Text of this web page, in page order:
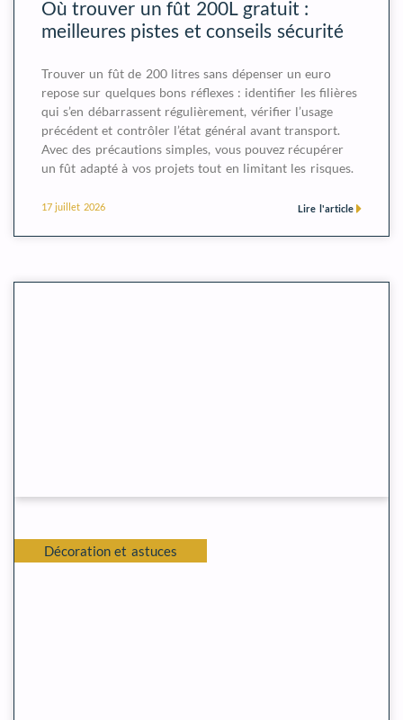
Où trouver un fût 200L gratuit :
meilleures pistes et conseils sécurité
Trouver un fût de 200 litres sans dépenser un euro
repose sur quelques bons réflexes : identifier les filières
qui s’en débarrassent régulièrement, vérifier l’usage
précédent et contrôler l’état général avant transport.
Avec des précautions simples, vous pouvez récupérer
un fût adapté à vos projets tout en limitant les risques.
Lire l'article
17 juillet 2026
Décoration et astuces